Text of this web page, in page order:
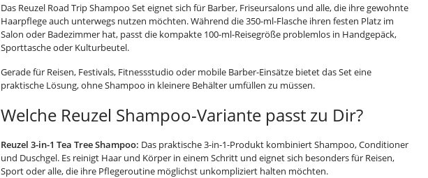
Das Reuzel Road Trip Shampoo Set eignet sich für Barber, Friseursalons und alle, die ihre gewohnte
Haarpflege auch unterwegs nutzen möchten. Während die 350-ml-Flasche ihren festen Platz im
Salon oder Badezimmer hat, passt die kompakte 100-ml-Reisegröße problemlos in Handgepäck,
Sporttasche oder Kulturbeutel.
Gerade für Reisen, Festivals, Fitnessstudio oder mobile Barber-Einsätze bietet das Set eine
praktische Lösung, ohne Shampoo in kleinere Behälter umfüllen zu müssen.
Welche Reuzel Shampoo-Variante passt zu Dir?
Reuzel 3-in-1 Tea Tree Shampoo: Das praktische 3-in-1-Produkt kombiniert Shampoo, Conditioner
und Duschgel. Es reinigt Haar und Körper in einem Schritt und eignet sich besonders für Reisen,
Sport oder alle, die ihre Pflegeroutine möglichst unkompliziert halten möchten.